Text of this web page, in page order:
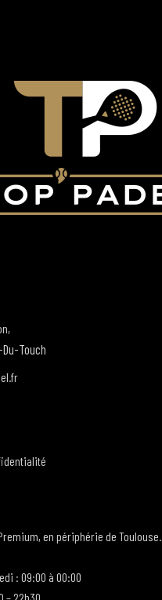
Touch
en périphérie de Toulouse.
: 09:00 à 00:00